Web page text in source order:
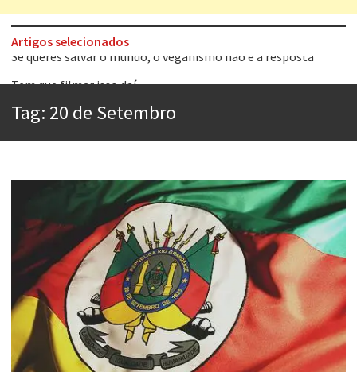
Artigos selecionados
Aprender a fracassar é o segredo do sucesso
Esse tal de Rock Gaúcho
Os causos de Jorge Luis Borges
Voto obrigatório é correto?
Se queres salvar o mundo, o veganismo não é a resposta
Tag: 20 de Setembro